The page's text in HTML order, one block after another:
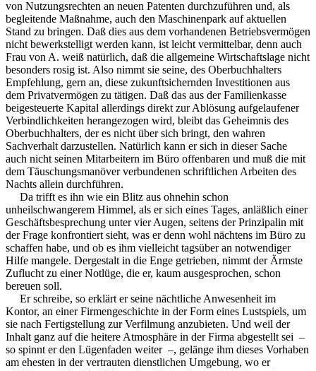
von Nutzungsrechten an neuen Patenten durchzuführen und, als
begleitende Maßnahme, auch den Maschinenpark auf aktuellen
Stand zu bringen. Daß dies aus dem vorhandenen Betriebsvermögen
nicht bewerkstelligt werden kann, ist leicht vermittelbar, denn auch
Frau von A. weiß natürlich, daß die allgemeine Wirtschaftslage nicht
besonders rosig ist. Also nimmt sie seine, des Oberbuchhalters
Empfehlung, gern an, diese zukunftsichernden Investitionen aus
dem Privatvermögen zu tätigen. Daß das aus der Familienkasse
beigesteuerte Kapital allerdings direkt zur Ablösung aufgelaufener
Verbindlichkeiten herangezogen wird, bleibt das Geheimnis des
Oberbuchhalters, der es nicht über sich bringt, den wahren
Sachverhalt darzustellen. Natürlich kann er sich in dieser Sache
auch nicht seinen Mitarbeitern im Büro offenbaren und muß die mit
dem Täuschungsmanöver verbundenen schriftlichen Arbeiten des
Nachts allein durchführen.
Da trifft es ihn wie ein Blitz aus ohnehin schon
unheilschwangerem Himmel, als er sich eines Tages, anläßlich einer
Geschäftsbesprechung unter vier Augen, seitens der Prinzipalin mit
der Frage konfrontiert sieht, was er denn wohl nächtens im Büro zu
schaffen habe, und ob es ihm vielleicht tagsüber an notwendiger
Hilfe mangele. Dergestalt in die Enge getrieben, nimmt der Ärmste
Zuflucht zu einer Notlüge, die er, kaum ausgesprochen, schon
bereuen soll.
Er schreibe, so erklärt er seine nächtliche Anwesenheit im
Kontor, an einer Firmengeschichte in der Form eines Lustspiels, um
sie nach Fertigstellung zur Verfilmung anzubieten. Und weil der
Inhalt ganz auf die heitere Atmosphäre in der Firma abgestellt sei –
so spinnt er den Lügenfaden weiter –, gelänge ihm dieses Vorhaben
am ehesten in der vertrauten dienstlichen Umgebung, wo er